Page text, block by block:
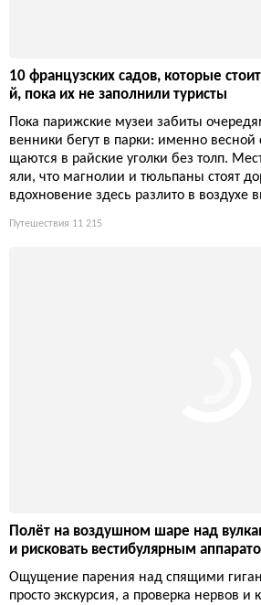
10 французских садов, которые
й, пока их не заполнили туристы
Пока парижские музеи забиты
венники бегут в парки: именно
щаются в райские уголки без толп.
яли, что магнолии и тюльпаны стоят
вдохновение здесь разлито в воздухе
Путешествия 11 215
Полёт на воздушном шаре над
и рисковать вестибулярным
Ощущение парения над спящими
просто экскурсия, а проверка нервов